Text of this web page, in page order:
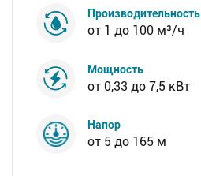
Производительность
от 1 до 100 м³/ч
Мощность
от 0,33 до 7,5 кВт
Напор
от 5 до 165 м